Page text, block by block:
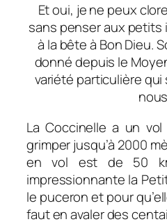
Et oui, je ne peux
sans penser aux petits
à la bête à Bon Dieu.
donné depuis le
variété particulière qui
La Coccinelle a un
grimper jusqu’à 2000
en vol est de 50
impressionnante la
le puceron et pour
faut en avaler des